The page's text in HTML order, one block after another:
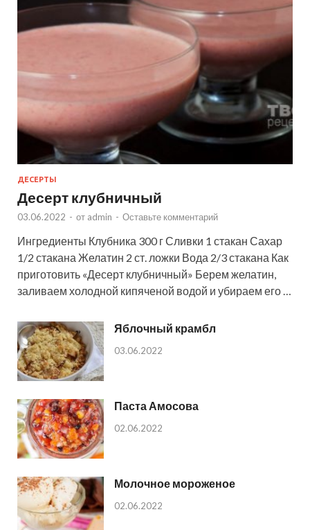
ДЕСЕРТЫ
Десерт клубничный
03.06.2022 - от admin - Оставьте комментарий
Ингредиенты Клубника 300 г Сливки 1 стакан Сахар
1/2 стакана Желатин 2 ст. ложки Вода 2/3 стакана Как
приготовить «Десерт клубничный» Берем желатин,
заливаем холодной кипяченой водой и убираем его …
Яблочный крамбл
03.06.2022
Паста Амосова
02.06.2022
Молочное мороженое
02.06.2022